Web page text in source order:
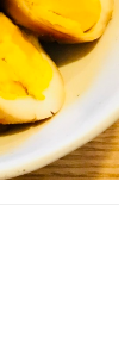
、内容はお
って下さい